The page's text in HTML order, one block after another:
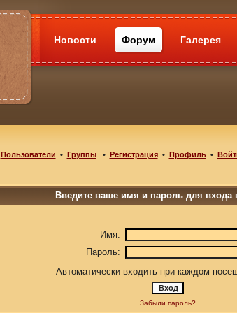
Новости Форум Галерея
Пользователи • Группы• Регистрация• Профиль•
Введите ваше имя и пароль для входа
Имя:
Пароль:
Автоматически входить при каждом
Забыли пароль?